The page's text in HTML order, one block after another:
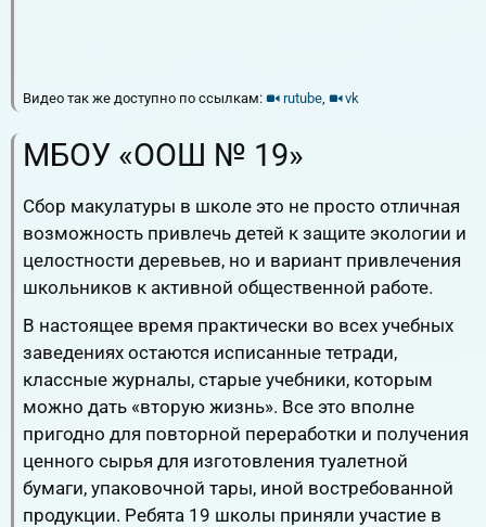
Видео так же доступно по ссылкам: rutube, vk
МБОУ «ООШ № 19»
Сбор макулатуры в школе это не просто отличная
возможность привлечь детей к защите экологии и
целостности деревьев, но и вариант привлечения
школьников к активной общественной работе.
В настоящее время практически во всех учебных
заведениях остаются исписанные тетради,
классные журналы, старые учебники, которым
можно дать «вторую жизнь». Все это вполне
пригодно для повторной переработки и получения
ценного сырья для изготовления туалетной
бумаги, упаковочной тары, иной востребованной
продукции. Ребята 19 школы приняли участие в